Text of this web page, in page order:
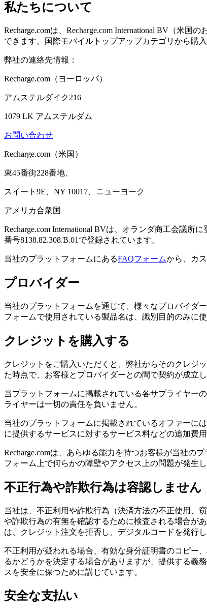
私たちについて
Recharge.comは、Recharge.com International BV（米
できます。国際モバイルトップアップカテゴリから購
弊社の連絡先情報：
Recharge.com（ヨーロッパ）
アムステルダイク216
1079 LK アムステルダム
お問い合わせ
Recharge.com（米国）
東45番街228番地、
スイート9E、NY 10017、ニューヨーク
アメリカ合衆国
Recharge.com International BVは、オランダ商工会議所
番号8138.82.308.B.01で登録されています。
当社のプラットフォームにあるFAQフォームから、カ
プロバイダー
当社のプラットフォームを通じて、様々なプロバイダ
フォームで使用されている製品名は、識別目的のみに
クレジットを購入する
クレジットをご購入いただくと、弊社からそのクレジ
た時点で、お客様とプロバイダーとの間で契約が成立
当プラットフォームに掲載されている各サプライヤー
ライヤーは一切の責任を負いません。
当社のプラットフォームに掲載されているオファーに
に提供するサービスに対するサービス料などの追加費用
Recharge.comは、あらゆる能力を持つお客様が当社の
フォーム上で何らかの障壁やアクセス上の問題が発生
不正行為や詐欺行為は容認しません
当社は、不正利用や詐欺行為（決済方法の不正使用、
や詐欺行為の有無を確認するために検査される場合が
は、クレジット注文を拒否し、デジタルコードを発行し
不正利用が疑われる場合、有効な身分証明書のコピー
るかどうかを決定する場合がありますが、提供する義
スを安全に保つために講じています。
安全な支払い